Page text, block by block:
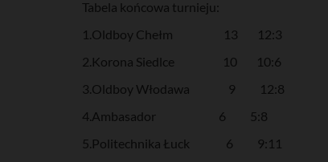
Tabela końcowa turnieju:
1.Oldboy Chełm 13 12:3
2.Korona Siedlce 10 10:6
3.Oldboy Włodawa 9 12:8
4.Ambasador 6 5:8
5.Politechnika Łuck 6 9:11